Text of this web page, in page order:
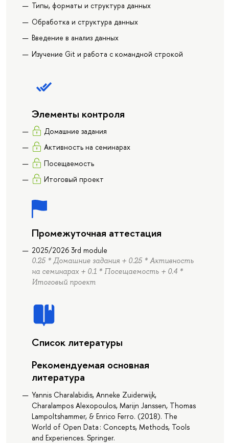
Типы, форматы и структура данных
Обработка и структура данных
Введение в анализ данных
Изучение Git и работа с командной строкой
Элементы контроля
Домашние задания
Активность на семинарах
Посещаемость
Итоговый проект
Промежуточная аттестация
2025/2026 3rd module
0.25 * Домашние задания + 0.25 * Активность
на семинарах + 0.1 * Посещаемость + 0.4 *
Итоговый проект
Список литературы
Рекомендуемая основная
литература
Yannis Charalabidis, Anneke Zuiderwijk,
Charalampos Alexopoulos, Marijn Janssen, Thomas
Lampoltshammer, & Enrico Ferro. (2018). The
World of Open Data : Concepts, Methods, Tools
and Experiences. Springer.